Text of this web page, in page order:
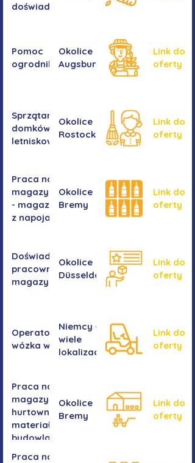
doświadczenia
Pomoc
ogrodnika
Okolice
Augsburga
Link do
oferty
Sprzątanie
domków
letniskowych
Okolice
Rostocku
Link do
oferty
Praca na
magazynie
- magazyn
z napojami
Okolice
Bremy
Link do
oferty
Doświadczony
pracownik/pracownica
magazynu
Okolice
Düsseldorf
Link do
oferty
Operator/operatorka
wózka widłowego
Niemcy -
wiele
lokalizacji
Link do
oferty
Praca na
magazynie -
hurtownia
materiałów
budowlanych
Okolice
Bremy
Link do
oferty
Praca na